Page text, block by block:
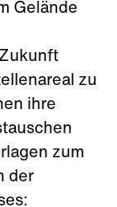
Gelände
zu
ihre
zum
der